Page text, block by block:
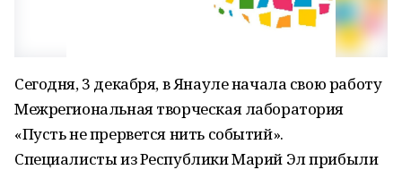
Сегодня, 3 декабря, в Янауле начала свою работу
Межрегиональная творческая лаборатория
«Пусть не прервется нить событий».
Специалисты из Республики Марий Эл прибыли